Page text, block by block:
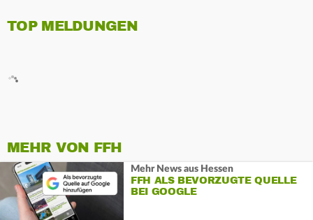
TOP MELDUNGEN
MEHR VON FFH
Mehr News aus Hessen
FFH ALS BEVORZUGTE QUELLE
BEI GOOGLE